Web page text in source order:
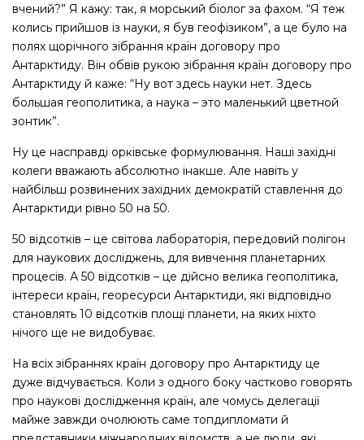
вчений?” Я кажу: так, я морський біолог за фахом. “Я теж
колись прийшов із науки, я був геофізиком”, а це було на
полях щорічного зібрання країн договору про
Антарктиду. Він обвів рукою зібрання країн договору про
Антарктиду й каже: “Ну вот здесь науки нет. Здесь
большая геополитика, а наука – это маленький цветной
зонтик”.
Ну це насправді орківське формулювання. Наші західні
колеги вважають абсолютно інакше. Але навіть у
найбільш розвинених західних демократій ставлення до
Антарктиди рівно 50 на 50.
50 відсотків – це світова лабораторія, передовий полігон
для наукових досліджень, для вивчення планетарних
процесів. А 50 відсотків – це дійсно велика геополітика,
інтереси країн, георесурси Антарктиди, які відповідно
становлять 10 відсотків площі планети, на яких ніхто
нічого ще не видобуває.
На всіх зібраннях країн договору про Антарктиду це
дуже відчувається. Коли з одного боку частково говорять
про наукові дослідження країн, але чомусь делегації
майже завжди очолюють саме топдипломати й